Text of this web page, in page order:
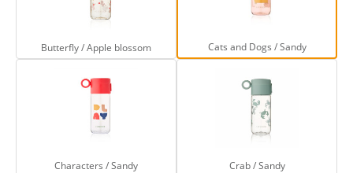
Butterfly / Apple blossom
Butterfly / Apple blossom
Cats and Dogs / Sandy
Cats and Dogs /
Characters / Sandy
Characters / Sandy
Crab / Sandy
Crab / Sandy